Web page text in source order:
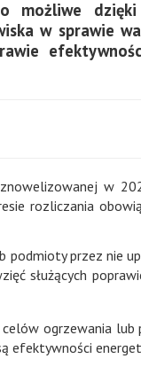
możliwe
w sprawie
w
rozliczania
przez nie
służących
ogrzewania
efektywności